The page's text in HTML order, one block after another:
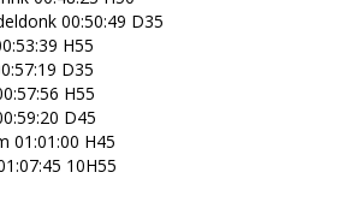
00:50:49 D35
H55
D35
H55
D45
01:01:00 H45
10H55